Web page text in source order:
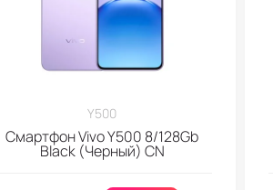
Y500
Смартфон Vivo Y500 8/128Gb
Black (Черный) CN